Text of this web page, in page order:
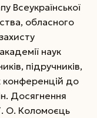
Всеукраїнської
обласного
наук
підручників,
конференцій до
Досягнення
О. Коломоєць